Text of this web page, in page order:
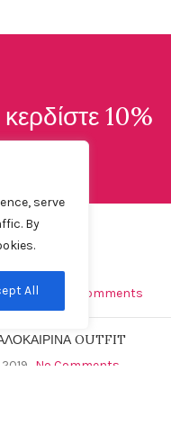
serve
By
All
10%
ΝΈΑ
2021
2020 No Comments
OUTFIT
No Comments